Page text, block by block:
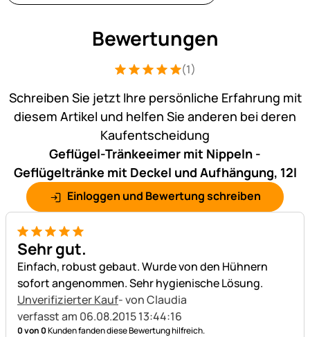
Bewertungen
Bewertung: 5 von 5 (1 Bewertungen)
1 Bewertung(1)
Schreiben Sie jetzt Ihre persönliche Erfahrung mit
diesem Artikel und helfen Sie anderen bei deren
Kaufentscheidung
Geflügel-Tränkeeimer mit Nippeln -
Geflügeltränke mit Deckel und Aufhängung, 12l
Einloggen und Bewertung schreiben
5 von 5
Sehr gut.
Einfach, robust gebaut. Wurde von den Hühnern
sofort angenommen. Sehr hygienische Lösung.
Unverifizierter Kauf- von Claudia
verfasst am 06.08.2015 13:44:16
0 von 0Kunden fanden diese Bewertung hilfreich.